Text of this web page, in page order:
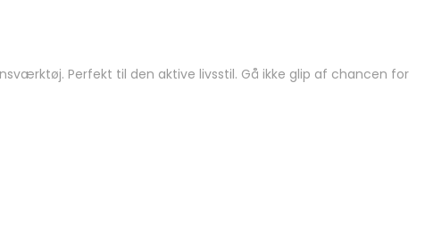
Perfekt til den aktive livsstil. Gå ikke glip af chancen for